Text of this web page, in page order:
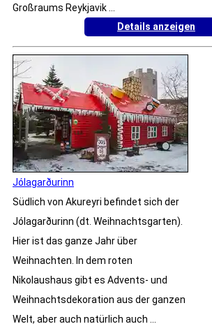
Großraums Reykjavik ...
Details anzeigen
Jólagarðurinn
Südlich von Akureyri befindet sich der
Jólagarðurinn (dt. Weihnachtsgarten).
Hier ist das ganze Jahr über
Weihnachten. In dem roten
Nikolaushaus gibt es Advents- und
Weihnachtsdekoration aus der ganzen
Welt, aber auch natürlich auch ...